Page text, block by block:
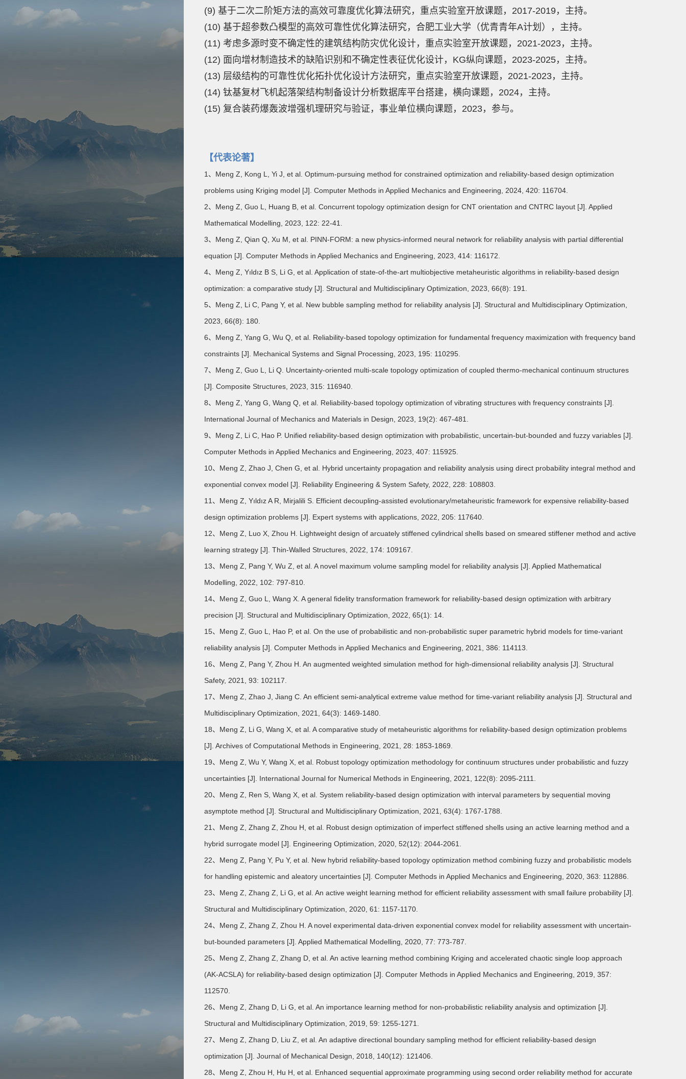
(9) 基于二次二阶矩方法的高效可靠度优化算法研究，重点实验室开放课题，2017-2019，主持。
(10) 基于超参数凸模型的高效可靠性优化算法研究，合肥工业大学（优青青年A计划），主持。
(11) 考虑多源时变不确定性的建筑结构防灾优化设计，重点实验室开放课题，2021-2023，主持。
(12) 面向增材制造技术的缺陷识别和不确定性表征优化设计，KG纵向课题，2023-2025，主持。
(13) 层级结构的可靠性优化拓扑优化设计方法研究，重点实验室开放课题，2021-2023，主持。
(14) 钛基复材飞机起落架结构制备设计分析数据库平台搭建，横向课题，2024，主持。
(15) 复合装药爆轰波增强机理研究与验证，事业单位横向课题，2023，参与。
【代表论著】
1、Meng Z, Kong L, Yi J, et al. Optimum-pursuing method for constrained optimization and reliability-based design optimization
problems using Kriging model [J]. Computer Methods in Applied Mechanics and Engineering, 2024, 420: 116704.
2、Meng Z, Guo L, Huang B, et al. Concurrent topology optimization design for CNT orientation and CNTRC layout [J]. Applied
Mathematical Modelling, 2023, 122: 22-41.
3、Meng Z, Qian Q, Xu M, et al. PINN-FORM: a new physics-informed neural network for reliability analysis with partial differential
equation [J]. Computer Methods in Applied Mechanics and Engineering, 2023, 414: 116172.
4、Meng Z, Yıldız B S, Li G, et al. Application of state-of-the-art multiobjective metaheuristic algorithms in reliability-based design
optimization: a comparative study [J]. Structural and Multidisciplinary Optimization, 2023, 66(8): 191.
5、Meng Z, Li C, Pang Y, et al. New bubble sampling method for reliability analysis [J]. Structural and Multidisciplinary Optimization,
2023, 66(8): 180.
6、Meng Z, Yang G, Wu Q, et al. Reliability-based topology optimization for fundamental frequency maximization with frequency band
constraints [J]. Mechanical Systems and Signal Processing, 2023, 195: 110295.
7、Meng Z, Guo L, Li Q. Uncertainty-oriented multi-scale topology optimization of coupled thermo-mechanical continuum structures
[J]. Composite Structures, 2023, 315: 116940.
8、Meng Z, Yang G, Wang Q, et al. Reliability-based topology optimization of vibrating structures with frequency constraints [J].
International Journal of Mechanics and Materials in Design, 2023, 19(2): 467-481.
9、Meng Z, Li C, Hao P. Unified reliability-based design optimization with probabilistic, uncertain-but-bounded and fuzzy variables [J].
Computer Methods in Applied Mechanics and Engineering, 2023, 407: 115925.
10、Meng Z, Zhao J, Chen G, et al. Hybrid uncertainty propagation and reliability analysis using direct probability integral method and
exponential convex model [J]. Reliability Engineering & System Safety, 2022, 228: 108803.
11、Meng Z, Yıldız A R, Mirjalili S. Efficient decoupling-assisted evolutionary/metaheuristic framework for expensive reliability-based
design optimization problems [J]. Expert systems with applications, 2022, 205: 117640.
12、Meng Z, Luo X, Zhou H. Lightweight design of arcuately stiffened cylindrical shells based on smeared stiffener method and active
learning strategy [J]. Thin-Walled Structures, 2022, 174: 109167.
13、Meng Z, Pang Y, Wu Z, et al. A novel maximum volume sampling model for reliability analysis [J]. Applied Mathematical
Modelling, 2022, 102: 797-810.
14、Meng Z, Guo L, Wang X. A general fidelity transformation framework for reliability-based design optimization with arbitrary
precision [J]. Structural and Multidisciplinary Optimization, 2022, 65(1): 14.
15、Meng Z, Guo L, Hao P, et al. On the use of probabilistic and non-probabilistic super parametric hybrid models for time-variant
reliability analysis [J]. Computer Methods in Applied Mechanics and Engineering, 2021, 386: 114113.
16、Meng Z, Pang Y, Zhou H. An augmented weighted simulation method for high-dimensional reliability analysis [J]. Structural
Safety, 2021, 93: 102117.
17、Meng Z, Zhao J, Jiang C. An efficient semi-analytical extreme value method for time-variant reliability analysis [J]. Structural and
Multidisciplinary Optimization, 2021, 64(3): 1469-1480.
18、Meng Z, Li G, Wang X, et al. A comparative study of metaheuristic algorithms for reliability-based design optimization problems
[J]. Archives of Computational Methods in Engineering, 2021, 28: 1853-1869.
19、Meng Z, Wu Y, Wang X, et al. Robust topology optimization methodology for continuum structures under probabilistic and fuzzy
uncertainties [J]. International Journal for Numerical Methods in Engineering, 2021, 122(8): 2095-2111.
20、Meng Z, Ren S, Wang X, et al. System reliability-based design optimization with interval parameters by sequential moving
asymptote method [J]. Structural and Multidisciplinary Optimization, 2021, 63(4): 1767-1788.
21、Meng Z, Zhang Z, Zhou H, et al. Robust design optimization of imperfect stiffened shells using an active learning method and a
hybrid surrogate model [J]. Engineering Optimization, 2020, 52(12): 2044-2061.
22、Meng Z, Pang Y, Pu Y, et al. New hybrid reliability-based topology optimization method combining fuzzy and probabilistic models
for handling epistemic and aleatory uncertainties [J]. Computer Methods in Applied Mechanics and Engineering, 2020, 363: 112886.
23、Meng Z, Zhang Z, Li G, et al. An active weight learning method for efficient reliability assessment with small failure probability [J].
Structural and Multidisciplinary Optimization, 2020, 61: 1157-1170.
24、Meng Z, Zhang Z, Zhou H. A novel experimental data-driven exponential convex model for reliability assessment with uncertain-
but-bounded parameters [J]. Applied Mathematical Modelling, 2020, 77: 773-787.
25、Meng Z, Zhang Z, Zhang D, et al. An active learning method combining Kriging and accelerated chaotic single loop approach
(AK-ACSLA) for reliability-based design optimization [J]. Computer Methods in Applied Mechanics and Engineering, 2019, 357:
112570.
26、Meng Z, Zhang D, Li G, et al. An importance learning method for non-probabilistic reliability analysis and optimization [J].
Structural and Multidisciplinary Optimization, 2019, 59: 1255-1271.
27、Meng Z, Zhang D, Liu Z, et al. An adaptive directional boundary sampling method for efficient reliability-based design
optimization [J]. Journal of Mechanical Design, 2018, 140(12): 121406.
28、Meng Z, Zhou H, Hu H, et al. Enhanced sequential approximate programming using second order reliability method for accurate